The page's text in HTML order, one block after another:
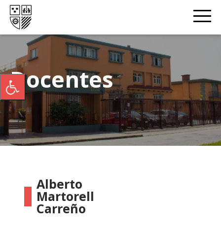
Docentes
Alberto
Martorell
Carreño